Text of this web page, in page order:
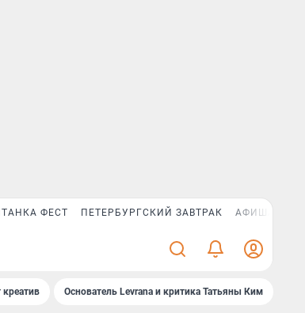
ФЕСТ ПЕТЕРБУРГСКИЙ ЗАВТРАК АФИША PLUS
креатив Основатель Levrana и критика Татьяны Ким